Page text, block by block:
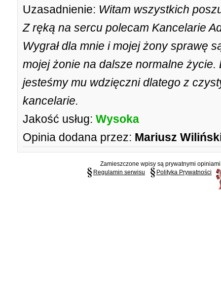
Uzasadnienie: Witam wszystkich
Z ręką na sercu polecam Kancelarie
Wygrał dla mnie i mojej żony sprawę
mojej żonie na dalsze normalne
jesteśmy mu wdzięczni dlatego z
kancelarie.
Jakość usług: Wysoka
Opinia dodana przez: Mariusz
Zamieszczone wpisy są prywatnymi
Regulamin serwisu
Polityka Prywatności